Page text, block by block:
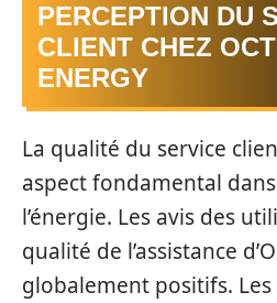
PERCEPTION DU
CLIENT CHEZ
ENERGY
La qualité du service
aspect fondamental
l’énergie. Les avis des
qualité de l’assistance
globalement positifs.